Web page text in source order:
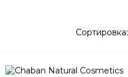
Сортировка: